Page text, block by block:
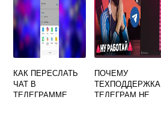
КАК ПЕРЕСЛАТЬ
ЧАТ В
ТЕЛЕГРАММЕ
ПОЧЕМУ
ТЕХПОДДЕРЖКА
ТЕЛЕГРАМ НЕ